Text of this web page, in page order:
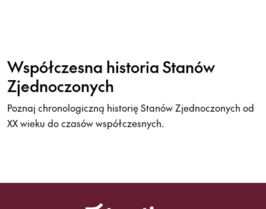
Współczesna historia Stanów
Zjednoczonych
Poznaj chronologiczną historię Stanów Zjednoczonych od
XX wieku do czasów współczesnych.